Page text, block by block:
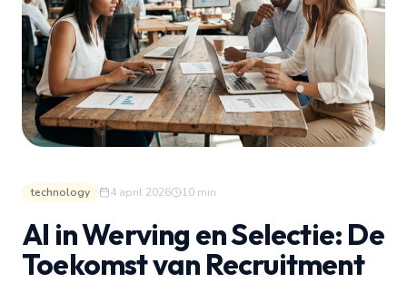
technology 4 april 2026 10 min
AI in Werving en Selectie: De
Toekomst van Recruitment